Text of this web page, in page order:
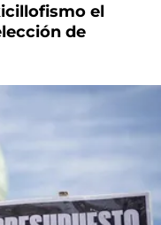
el
de